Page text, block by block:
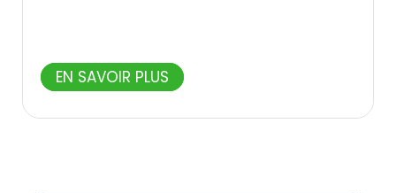
EN SAVOIR PLUS